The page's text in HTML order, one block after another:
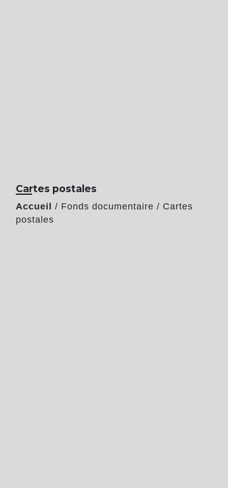
Cartes postales
Accueil / Fonds documentaire / Cartes
postales